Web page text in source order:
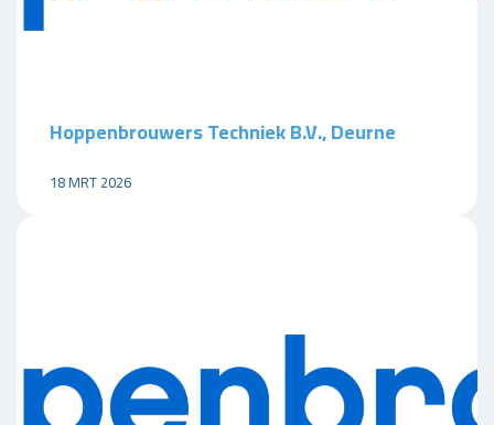
Hoppenbrouwers Techniek B.V., Deurne
18 MRT 2026